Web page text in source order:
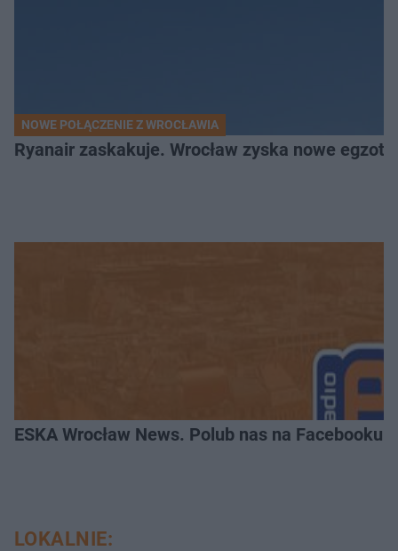
NOWE POŁĄCZENIE Z WROCŁAWIA
Ryanair zaskakuje. Wrocław zyska nowe
ESKA Wrocław News. Polub nas na Facebooku!
LOKALNIE: